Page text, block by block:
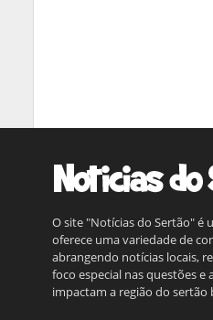
O site "Notícias do Sertão" é
oferece uma variedade de
abrangendo notícias locais,
foco especial nas questões
impactam a região do sertão